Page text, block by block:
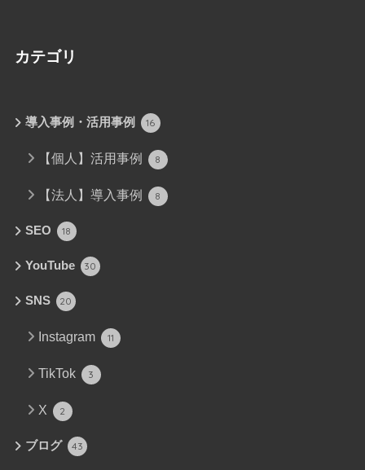
カテゴリ
導入事例・活用事例 16
【個人】活用事例 8
【法人】導入事例 8
SEO 18
YouTube 30
SNS 20
Instagram 11
TikTok 3
X 2
ブログ 43